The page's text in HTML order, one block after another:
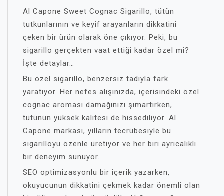
Al Capone Sweet Cognac Sigarillo, tütün
tutkunlarının ve keyif arayanların dikkatini
çeken bir ürün olarak öne çıkıyor. Peki, bu
sigarillo gerçekten vaat ettiği kadar özel mi?
İşte detaylar…
Bu özel sigarillo, benzersiz tadıyla fark
yaratıyor. Her nefes alışınızda, içerisindeki özel
cognac aroması damağınızı şımartırken,
tütünün yüksek kalitesi de hissediliyor. Al
Capone markası, yılların tecrübesiyle bu
sigarilloyu özenle üretiyor ve her biri ayrıcalıklı
bir deneyim sunuyor.
SEO optimizasyonlu bir içerik yazarken,
okuyucunun dikkatini çekmek kadar önemli olan